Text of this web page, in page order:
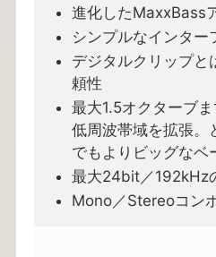
進化したMaxxBass
シンプルなインター
デジタルクリップと
頼性
最大1.5オクターブ
低周波帯域を拡張。
でもよりビッグなベ
最大24bit／192kHz
Mono／Stereoコン